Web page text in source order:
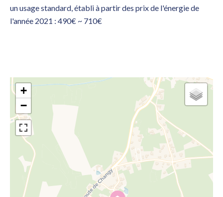
un usage standard, établi à partir des prix de l'énergie de
l'année 2021 : 490€ ~ 710€
+
−